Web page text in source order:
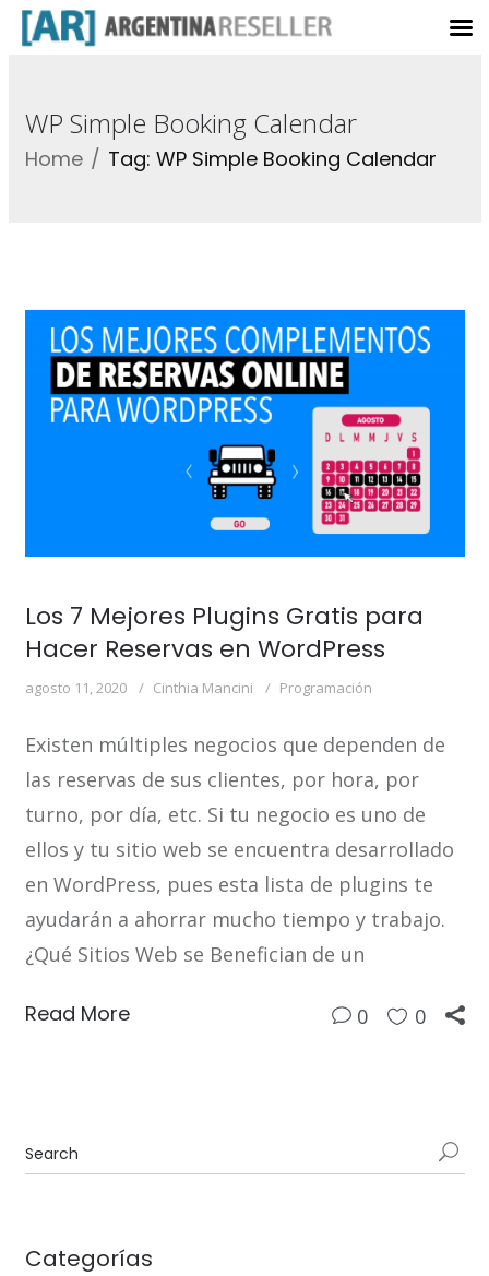
WP Simple Booking Calendar
Home Tag: WP Simple Booking Calendar
Los 7 Mejores Plugins Gratis para
Hacer Reservas en WordPress
agosto 11, 2020 Cinthia Mancini Programación
Existen múltiples negocios que dependen de
las reservas de sus clientes, por hora, por
turno, por día, etc. Si tu negocio es uno de
ellos y tu sitio web se encuentra desarrollado
en WordPress, pues esta lista de plugins te
ayudarán a ahorrar mucho tiempo y trabajo.
¿Qué Sitios Web se Benefician de un
Read More 0 0
Categorías